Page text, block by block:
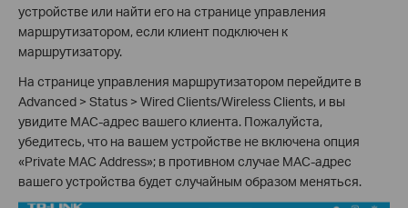
устройстве или найти его на странице управления
маршрутизатором, если клиент подключен к
маршрутизатору.
На странице управления маршрутизатором перейдите в
Advanced > Status > Wired Clients/Wireless Clients, и вы
увидите MAC-адрес вашего клиента. Пожалуйста,
убедитесь, что на вашем устройстве не включена опция
«Private MAC Address»; в противном случае MAC-адрес
вашего устройства будет случайным образом меняться.